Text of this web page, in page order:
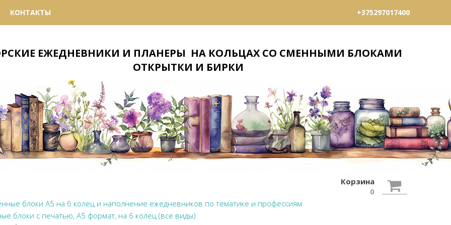
ЕЖЕДНЕВНИКИ И ПЛАНЕРЫ НА КОЛЬЦАХ СО СМЕННЫМИ БЛОКАМИ
ОТКРЫТКИ И БИРКИ
КОНТАКТЫ +375297017400
ЕЖЕДНЕВНИКИ И ПЛАНЕРЫ НА КОЛЬЦАХ СО СМЕННЫМИ БЛОКАМИ
ОТКРЫТКИ И БИРКИ
Корзина
0
блоки А5 на 6 колец и наполнение ежедневников по тематике и профессиям
блоки с печатью, А5 формат, на 6 колец (все виды)